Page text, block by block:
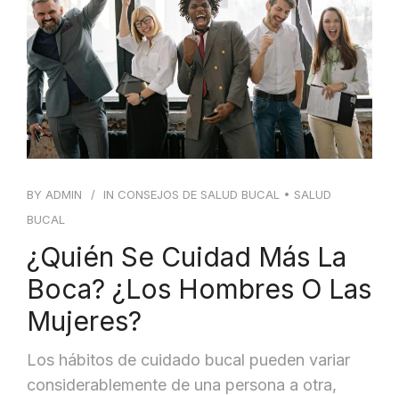
BY ADMIN IN CONSEJOS DE SALUD BUCAL • SALUD
BUCAL
¿Quién Se Cuidad Más La
Boca? ¿Los Hombres O Las
Mujeres?
Los hábitos de cuidado bucal pueden variar
considerablemente de una persona a otra,